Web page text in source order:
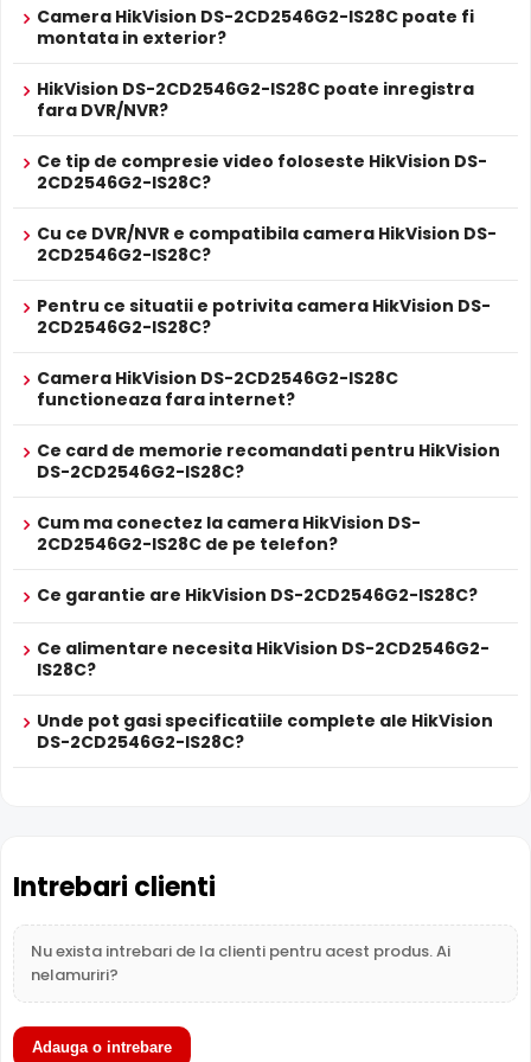
Microfon Incorporat
incorporatcare permite inregistrarea audio in timp real.
Sunetul se sincronizeaza cu imaginea video, utila pentru
verificarea evenimentelor si conversatiilor din zona
monitorizata.
True WDR
camerei HikVision DS-2CD2546G2-IS28C, compenseaza
atat imaginea din prim plan, cat si imaginea de fundal, in
clare pe intreaga scena.
telefonul mobil.
HikVision DS-2CD2546G2-IS28C suporta alimentare
Power over Ethernet (PoE)
instalarea semnificativ, eliminand necesitatea unui cablu
Alimentare
12V DC / 5.5 W
Sursa de alimentare NU este inclusa
Alimentare
POE
Se poate alimenta printr-un singur cablu UTP/FTP din
NVR sau Switch POE
Prospect
tehnic
HikVision DS-2CD2546G2-IS28C
* Specificatiile tehnice ale produsului HikVision DS-2CD2546G2-IS28C au
caracter informativ.
Camera HikVision DS-2CD2546G2-IS28C poate fi
montata in exterior?
HikVision DS-2CD2546G2-IS28C poate inregistra
fara DVR/NVR?
Ce tip de compresie video foloseste HikVision DS-
2CD2546G2-IS28C?
Cu ce DVR/NVR e compatibila camera HikVision DS-
2CD2546G2-IS28C?
Pentru ce situatii e potrivita camera HikVision DS-
2CD2546G2-IS28C?
Camera HikVision DS-2CD2546G2-IS28C
functioneaza fara internet?
Ce card de memorie recomandati pentru HikVision
DS-2CD2546G2-IS28C?
Cum ma conectez la camera HikVision DS-
2CD2546G2-IS28C de pe telefon?
Ce garantie are HikVision DS-2CD2546G2-IS28C?
Ce alimentare necesita HikVision DS-2CD2546G2-
IS28C?
Unde pot gasi specificatiile complete ale HikVision
DS-2CD2546G2-IS28C?
Intrebari clienti
Nu exista intrebari de la clienti pentru acest produs. Ai
nelamuriri?
Adauga o intrebare